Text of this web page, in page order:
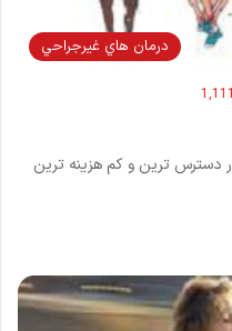
درمان هاي غيرجراحي
1,111
ترين و كم هزينه ترين